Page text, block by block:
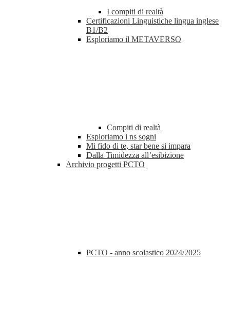
I compiti di realtà
Certificazioni Linguistiche lingua inglese
B1/B2
Esploriamo il METAVERSO
Compiti di realtà
Esploriamo i ns sogni
Mi fido di te, star bene si impara
Dalla Timidezza all’esibizione
Archivio progetti PCTO
PCTO - anno scolastico 2024/2025